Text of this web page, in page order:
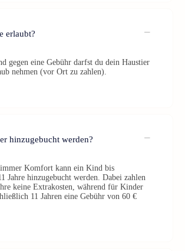
erlaubt?
gegen eine Gebühr darfst du dein Haustier
nehmen (vor Ort zu zahlen).
hinzugebucht werden?
Komfort kann ein Kind bis
Jahre hinzugebucht werden. Dabei zahlen
keine Extrakosten, während für Kinder
11 Jahren eine Gebühr von 60 €